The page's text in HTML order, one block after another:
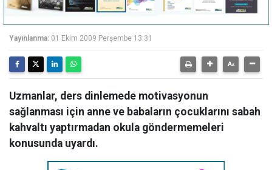
Yayınlanma: 01 Ekim 2009 Perşembe 13:31
Uzmanlar, ders dinlemede motivasyonun
sağlanması için anne ve babaların çocuklarını sabah
kahvaltı yaptırmadan okula göndermemeleri
konusunda uyardı.